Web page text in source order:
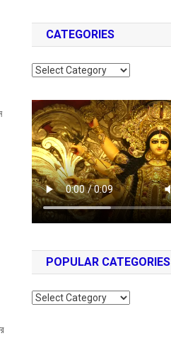
CATEGORIES
Categories
POPULAR CATEGORIES
Popular